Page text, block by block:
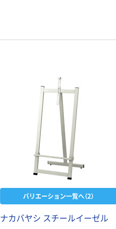
バリエーション一覧へ（2）
ナカバヤシ スチールイーゼル